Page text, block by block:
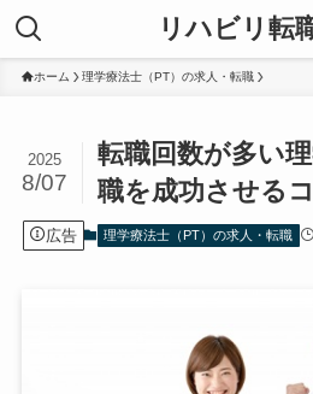
リハビリ転
ホーム 理学療法士（PT）の求人・転職
転職回数が多い
職を成功させる
2025
8/07
広告 理学療法士（PT）の求人・転職